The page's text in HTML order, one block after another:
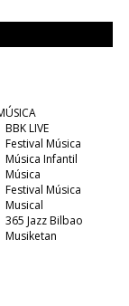
BBK LIVE
Festival Música
Música Infantil
Música
Festival Música
Musical
365 Jazz Bilbao
Musiketan